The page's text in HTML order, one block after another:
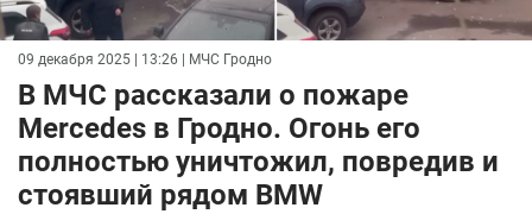
09 декабря 2025 | 13:26 | МЧС Гродно
В МЧС рассказали о пожаре
Mercedes в Гродно. Огонь его
полностью уничтожил, повредив и
стоявший рядом BMW